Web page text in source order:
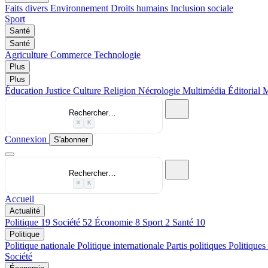
Faits divers Environnement Droits humains Inclusion sociale
Sport
Santé
Santé
Agriculture Commerce Technologie
Plus
Plus
Éducation Justice Culture Religion Nécrologie Multimédia Éditorial
Rechercher…
⌘ K
Connexion S'abonner
Rechercher…
⌘ K
Accueil
Actualité
Politique 19 Société 52 Économie 8 Sport 2 Santé 10
Politique
Politique nationale Politique internationale Partis politiques Politiques
Société